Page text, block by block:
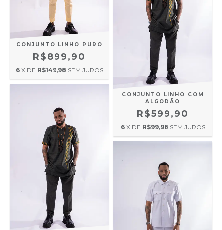
CONJUNTO LINHO PURO
R$899,90
6 X DE R$149,98 SEM JUROS
CONJUNTO LINHO COM
ALGODÃO
R$599,90
6 X DE R$99,98 SEM JUROS